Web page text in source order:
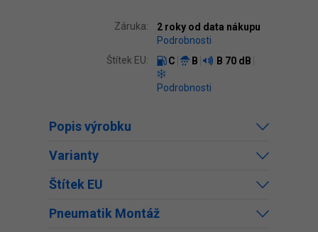
Záruka:
2 roky od data nákupu
Podrobnosti
Štítek EU:
C B B 70 dB
Podrobnosti
Popis výrobku
Varianty
Štítek EU
Pneumatik Montáž